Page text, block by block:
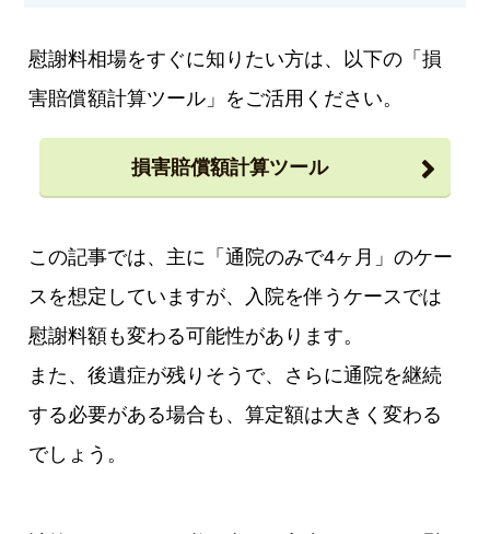
慰謝料相場をすぐに知りたい方は、以下の「損
害賠償額計算ツール」をご活用ください。
損害賠償額計算ツール
この記事では、主に「通院のみで4ヶ月」のケー
スを想定していますが、入院を伴うケースでは
慰謝料額も変わる可能性があります。
また、後遺症が残りそうで、さらに通院を継続
する必要がある場合も、算定額は大きく変わる
でしょう。